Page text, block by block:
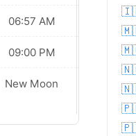
06:57 AM
09:00 PM
New Moon
06:58
08:58
New